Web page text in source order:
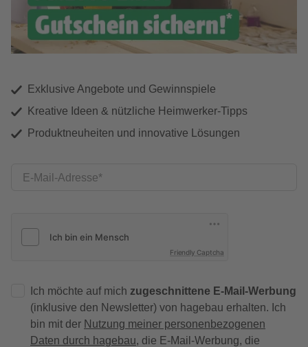
Exklusive Angebote und Gewinnspiele
Kreative Ideen & nützliche Heimwerker-Tipps
Produktneuheiten und innovative Lösungen
E-Mail-Adresse
Friendly Captcha
Ich möchte auf mich zugeschnittene E-Mail-Werbung
(inklusive den Newsletter) von hagebau erhalten. Ich
bin mit der Nutzung meiner personenbezogenen
Daten durch hagebau, die E-Mail-Werbung, die